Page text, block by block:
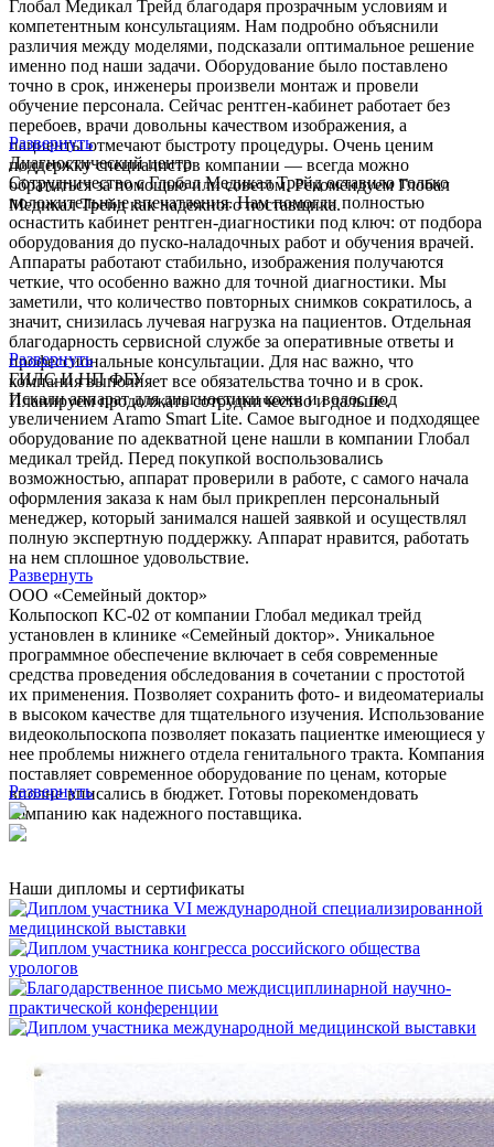
Глобал Медикал Трейд благодаря прозрачным условиям и
компетентным консультациям. Нам подробно объяснили
различия между моделями, подсказали оптимальное решение
именно под наши задачи. Оборудование было поставлено
точно в срок, инженеры произвели монтаж и провели
обучение персонала. Сейчас рентген-кабинет работает без
перебоев, врачи довольны качеством изображения, а
пациенты отмечают быстроту процедуры. Очень ценим
поддержку специалистов компании — всегда можно
обратиться за помощью или советом. Рекомендуем Глобал
Медикал Трейд как надежного поставщика.
Развернуть
Диагностический центр
Сотрудничество с Глобал Медикал Трейд оставило только
положительные впечатления. Нам помогли полностью
оснастить кабинет рентген-диагностики под ключ: от подбора
оборудования до пуско-наладочных работ и обучения врачей.
Аппараты работают стабильно, изображения получаются
четкие, что особенно важно для точной диагностики. Мы
заметили, что количество повторных снимков сократилось, а
значит, снизилась лучевая нагрузка на пациентов. Отдельная
благодарность сервисной службе за оперативные ответы и
профессиональные консультации. Для нас важно, что
компания выполняет все обязательства точно и в срок.
Планируем продолжать сотрудничество и дальше.
Развернуть
ГИЛС И НП ФБУ
Искали аппарат для диагностики кожи и волос под
увеличением Aramo Smart Lite. Самое выгодное и подходящее
оборудование по адекватной цене нашли в компании Глобал
медикал трейд. Перед покупкой воспользовались
возможностью, аппарат проверили в работе, с самого начала
оформления заказа к нам был прикреплен персональный
менеджер, который занимался нашей заявкой и осуществлял
полную экспертную поддержку. Аппарат нравится, работать
на нем сплошное удовольствие.
Развернуть
ООО «Семейный доктор»
Кольпоскоп КС-02 от компании Глобал медикал трейд
установлен в клинике «Семейный доктор». Уникальное
программное обеспечение включает в себя современные
средства проведения обследования в сочетании с простотой
их применения. Позволяет сохранить фото- и видеоматериалы
в высоком качестве для тщательного изучения. Использование
видеокольпоскопа позволяет показать пациентке имеющиеся у
нее проблемы нижнего отдела генитального тракта. Компания
поставляет современное оборудование по ценам, которые
вполне вписались в бюджет. Готовы порекомендовать
компанию как надежного поставщика.
Развернуть
Наши дипломы и сертификаты